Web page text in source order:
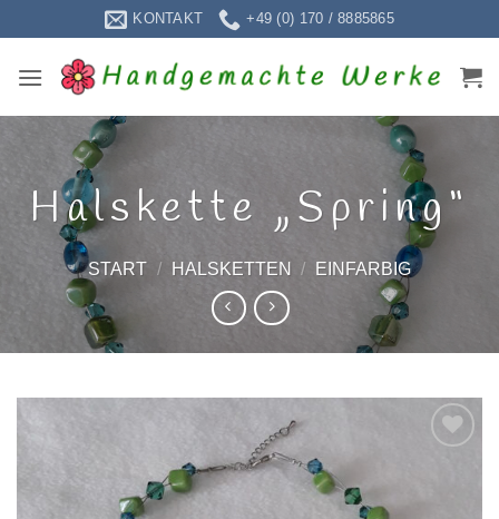
Inhalt
springen
KONTAKT +49 (0) 170 / 8885865
Halskette „Spring“
START / HALSKETTEN / EINFARBIG
hinzufügen